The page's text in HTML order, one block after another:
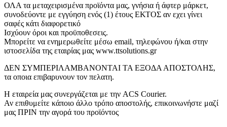
ΟΛΑ τα μεταχειρισμένα προϊόντα μας, γνήσια ή άφτερ μάρκετ,
συνοδεύοντε με εγγύηση ενός (1) έτους ΕΚΤΟΣ αν εχει γίνει
σαφές κάτι διαφορετικό
Ισχύουν όροι και προϋποθεσεις.
Μπορείτε να ενημερωθείτε μέσω email, τηλεφώνου ή/και στην
ιστοσελίδα της εταιρίας μας www.ttsolutions.gr
ΔΕΝ ΣΥΜΠΕΡΙΛΑΜΒΑΝΟΝΤΑΙ ΤΑ ΕΞΟΔΑ ΑΠΟΣΤΟΛΗΣ,
τα οποια επιβαρυνουν τον πελατη.
Η εταιρεία μας συνεργάζεται με την ACS Courier.
Αν επιθυμείτε κάποιο άλλο τρόπο αποστολής, επικοινωνήστε μαζί
μας ΠΡΙΝ την αγορά του προϊόντος